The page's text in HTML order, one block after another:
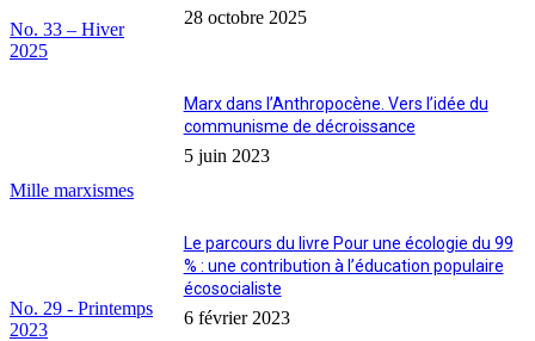
No. 33 – Hiver
2025
28 octobre 2025
Mille marxismes
Marx dans l’Anthropocène. Vers l’idée du
communisme de décroissance
5 juin 2023
No. 29 - Printemps
2023
Le parcours du livre Pour une écologie du 99
% : une contribution à l’éducation populaire
écosocialiste
6 février 2023